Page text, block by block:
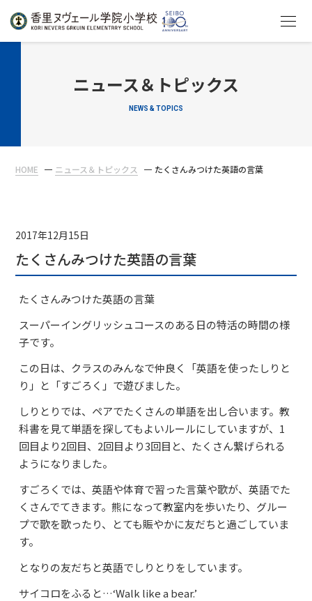
アクセス
よくあるご質問
資料請求・お問合せ
在校生・保護者の方へ
ニュース＆トピックス
NEWS & TOPICS
HOME ニュース＆トピックス たくさんみつけた英語の言葉
2017年12月15日
たくさんみつけた英語の言葉
たくさんみつけた英語の言葉
スーパーイングリッシュコースのある日の特活の時間の様
子です。
この日は、クラスのみんなで仲良く「英語を使ったしりと
り」と「すごろく」で遊びました。
しりとりでは、ペアでたくさんの単語を出し合います。教
科書を見て単語を探してもよいルールにしていますが、1
回目より2回目、2回目より3回目と、たくさん繋げられる
ようになりました。
すごろくでは、英語や体育で習った言葉や歌が、英語でた
くさんでてきます。熊になって教室内を歩いたり、グルー
プで歌を歌ったり、とても賑やかに友だちと過ごしていま
す。
となりの友だちと英語でしりとりをしています。
サイコロをふると…‘Walk like a bear.’